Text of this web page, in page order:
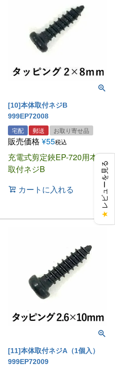
[10]本体取付ネジB
999EP72008
宅配 郵送 お取り寄せ品
販売価格 ¥55税込
充電式剪定鋏EP-720用本体
取付ネジB
カートに入れる
[11]本体取付ネジA（1個入）
999EP72009
★
レビューを見る